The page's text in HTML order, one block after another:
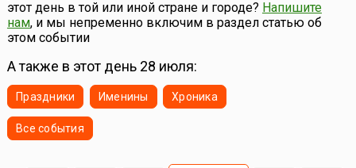
центры города открывают свои двери для всех
желающих в ночь с...
этот день в той или иной стране и городе? Напишите
нам, и мы непременно включим в раздел статью об
этом событии
А также в этот день 28 июля:
Праздники Именины Хроника
Все события